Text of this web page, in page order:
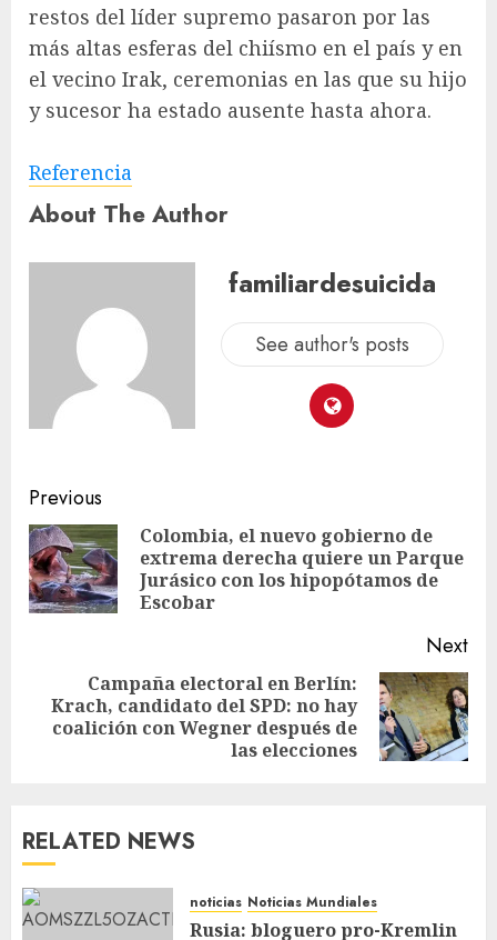
restos del líder supremo pasaron por las
más altas esferas del chiísmo en el país y en
el vecino Irak, ceremonias en las que su hijo
y sucesor ha estado ausente hasta ahora.
Referencia
About The Author
familiardesuicida
See author's posts
Previous
Colombia, el nuevo gobierno de
extrema derecha quiere un Parque
Jurásico con los hipopótamos de
Escobar
Next
Campaña electoral en Berlín:
Krach, candidato del SPD: no hay
coalición con Wegner después de
las elecciones
RELATED NEWS
noticias Noticias Mundiales
Rusia: bloguero pro-Kremlin